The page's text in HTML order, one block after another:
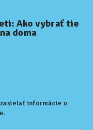
Ako vybrať tie
doma
informácie o